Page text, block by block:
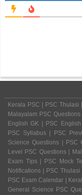
Kerala PSC | PSC
Malayalam PSC
English GK | PSC
PSC Syllabus | PSC
Science Questions | PSC
Level PSC Questions |
Exam Tips | PSC Mock
Notifications | PSC
PSC Exam Calendar |
General Science PSC